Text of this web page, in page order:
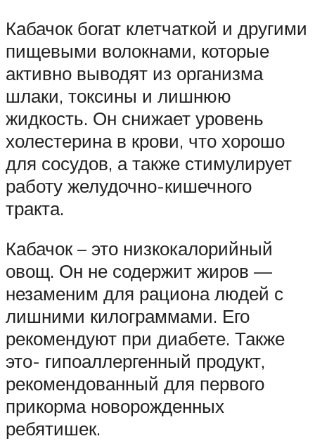
Кабачок богат клетчаткой и другими
пищевыми волокнами, которые
активно выводят из организма
шлаки, токсины и лишнюю
жидкость. Он снижает уровень
холестерина в крови, что хорошо
для сосудов, а также стимулирует
работу желудочно-кишечного
тракта.
Кабачок – это низкокалорийный
овощ. Он не содержит жиров —
незаменим для рациона людей с
лишними килограммами. Его
рекомендуют при диабете. Также
это- гипоаллергенный продукт,
рекомендованный для первого
прикорма новорожденных
ребятишек.